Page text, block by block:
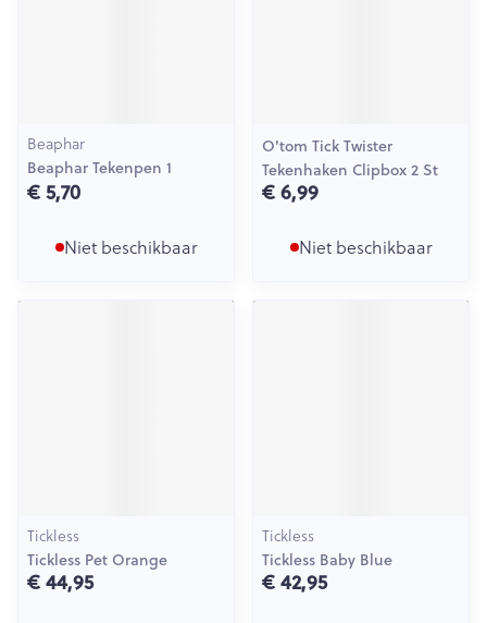
Beaphar
Beaphar Tekenpen 1
€ 5,70
Niet beschikbaar
O'tom Tick Twister
Tekenhaken Clipbox 2 St
€ 6,99
Niet beschikbaar
Tickless
Tickless Pet Orange
€ 44,95
Tickless
Tickless Baby Blue
€ 42,95